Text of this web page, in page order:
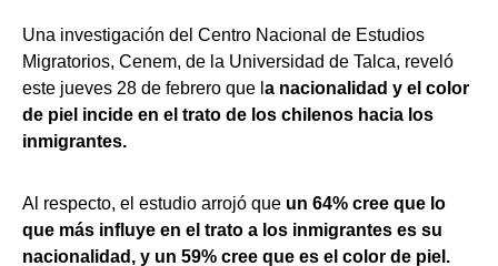
Una investigación del Centro Nacional de Estudios
Migratorios, Cenem, de la Universidad de Talca, reveló
este jueves 28 de febrero que l a nacionalidad y el color
de piel incide en el trato de los chilenos hacia los
inmigrantes.
Al respecto, el estudio arrojó que un 64% cree que lo
que más influye en el trato a los inmigrantes es su
nacionalidad, y un 59% cree que es el color de piel.